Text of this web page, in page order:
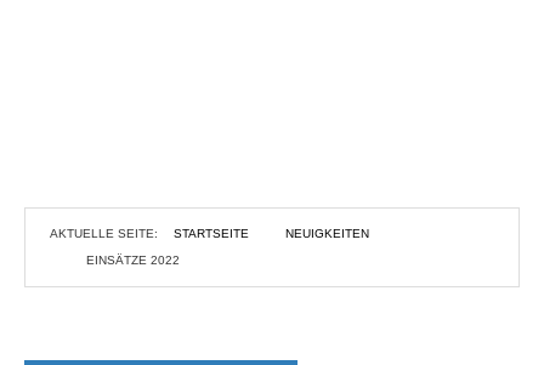
AKTUELLE SEITE: STARTSEITE
NEUIGKEITEN
EINSÄTZE 2022